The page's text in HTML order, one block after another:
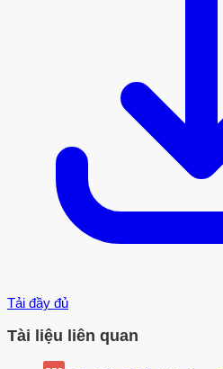
Tải đầy đủ
Tài liệu liên quan